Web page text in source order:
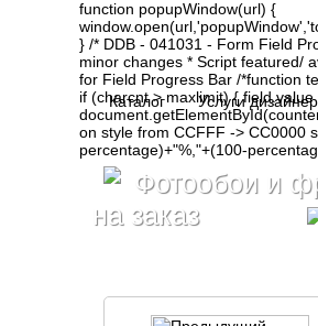
function popupWindow(url) {
} /* DDB - 041031 - Form Field
minor changes * Script featured/
for Field Progress Bar /*function
if (charcnt > maxlimit) {
on style from CCFFF -> CC0000
percentage)+"%,"+(100-
Фотообои и
на заказ
Каталог Услуги